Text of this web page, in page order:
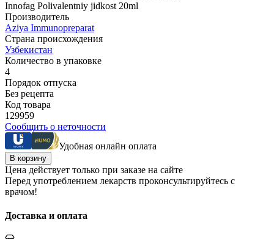
Innofag Polivalentniy jidkost 20ml
Производитель
Aziya Immunopreparat
Страна происхождения
Узбекистан
Количество в упаковке
4
Порядок отпуска
Без рецепта
Код товара
129959
Сообщить о неточности
Удобная онлайн оплата
В корзину
Цена действует только при заказе на сайте
Перед употреблением лекарств проконсультируйтесь с
врачом!
Доставка и оплата